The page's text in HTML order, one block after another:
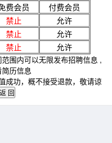
费会员
付费会员
禁止
允许
禁止
允许
禁止 允许
围内可以无限发布招聘信息 ,
历信息
成功，概不接受退款，敬请谅